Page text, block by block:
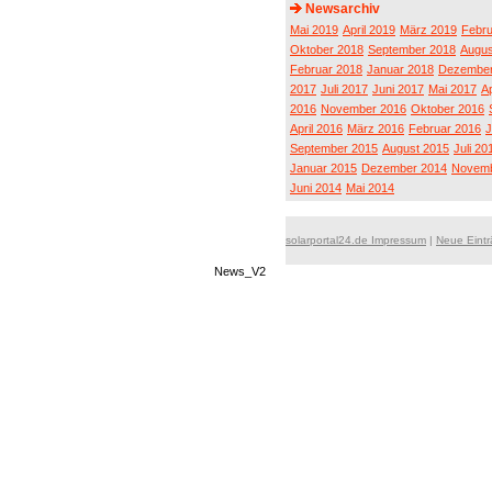
Newsarchiv
Mai 2019 April 2019 März 2019
Oktober 2018 September 2018
Februar 2018 Januar 2018
2017 Juli 2017 Juni 2017 Mai 2017
2016 November 2016 Oktober 2016
April 2016 März 2016 Februar 2016
September 2015 August 2015 Juli
Januar 2015 Dezember 2014
Juni 2014 Mai 2014
solarportal24.de Impressum | Neue
News_V2